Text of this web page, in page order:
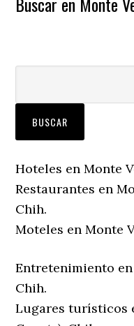
Hoteles en Monte
Restaurantes en
Chih.
Moteles en Monte
Entretenimiento en
Chih.
Lugares turísticos